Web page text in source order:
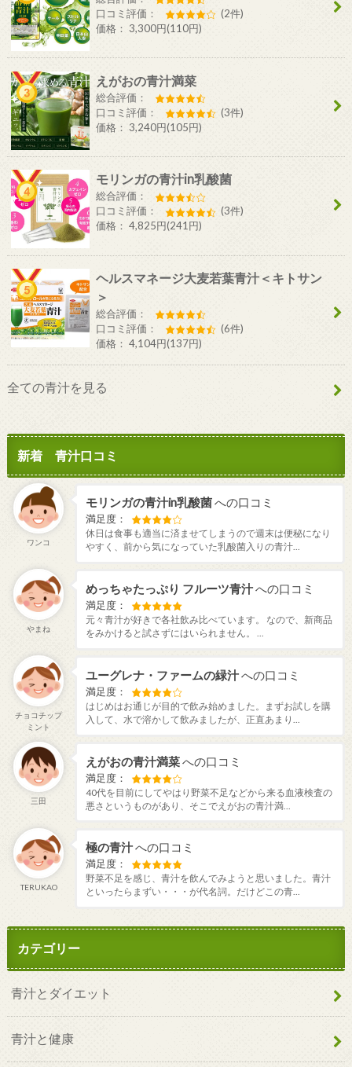
口コミ評価：
(2件)
価格： 3,300円(110円)
えがおの青汁満菜
総合評価：
口コミ評価：
(3件)
価格： 3,240円(105円)
モリンガの青汁in乳酸菌
総合評価：
口コミ評価：
(3件)
価格： 4,825円(241円)
ヘルスマネージ大麦若葉青汁＜キトサン
＞
総合評価：
口コミ評価：
(6件)
価格： 4,104円(137円)
全ての青汁を見る
新着 青汁口コミ
ワンコ
モリンガの青汁in乳酸菌への口コミ
満足度：
休日は食事も適当に済ませてしまうので週末は便秘になり
やすく、前から気になっていた乳酸菌入りの青汁...
やまね
めっちゃたっぷり フルーツ青汁への口コミ
満足度：
元々青汁が好きで各社飲み比べています。 なので、新商品
をみかけると試さずにはいられません。 ...
チョコチップ
ミント
ユーグレナ・ファームの緑汁への口コミ
満足度：
はじめはお通じが目的で飲み始めました。まずお試しを購
入して、水で溶かして飲みましたが、正直あまり...
三田
えがおの青汁満菜への口コミ
満足度：
40代を目前にしてやはり野菜不足などから来る血液検査の
悪さというものがあり、そこでえがおの青汁満...
TERUKAO
極の青汁への口コミ
満足度：
野菜不足を感じ、青汁を飲んでみようと思いました。青汁
といったらまずい・・・が代名詞。だけどこの青...
カテゴリー
青汁とダイエット
青汁と健康